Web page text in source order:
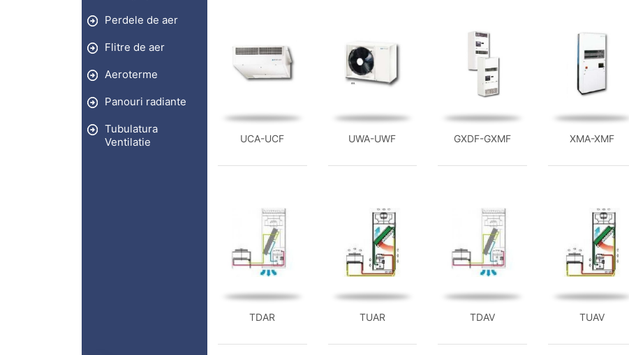
Perdele de aer
Flitre de aer
Aeroterme
Panouri radiante
Tubulatura
Ventilatie
UCA-UCF UWA-UWF GXDF-GXMF XMA-XMF
TDAR TUAR TDAV TUAV